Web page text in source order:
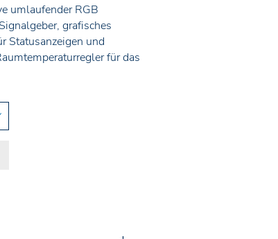
umlaufender RGB
grafisches
Statusanzeigen und
für das